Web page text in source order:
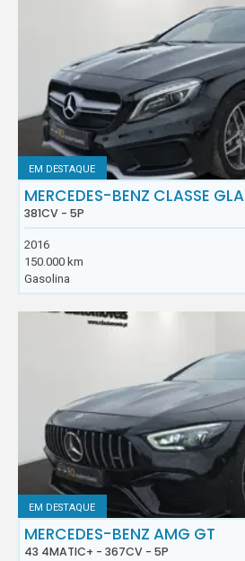
EM DESTAQUE
MERCEDES-BENZ CLASSE GLA
381CV - 5P
2016
150.000 km
Gasolina
EM DESTAQUE
MERCEDES-BENZ AMG GT
43 4MATIC+ - 367CV - 5P